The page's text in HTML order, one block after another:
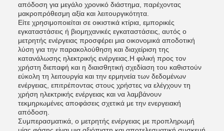
απόδοση για μεγάλο χρονικό διάστημα, παρέχοντας
μακροπρόθεσμη αξία και λειτουργικότητα.
Είτε χρησιμοποιείται σε οικιστικά κτίρια, εμπορικές
εγκαταστάσεις ή βιομηχανικές εγκαταστάσεις, αυτός ο
μετρητής ενέργειας προσφέρει μια οικονομικά αποδοτική
λύση για την παρακολούθηση και διαχείριση της
κατανάλωσης ηλεκτρικής ενέργειας.Η φιλική προς τον
χρήστη διεπαφή και η διαισθητική σχεδίαση του καθιστούν
εύκολη τη λειτουργία και την ερμηνεία των δεδομένων
ενέργειας, επιτρέποντας στους χρήστες να ελέγχουν τη
χρήση ηλεκτρικής ενέργειας και να λαμβάνουν
τεκμηριωμένες αποφάσεις σχετικά με την ενεργειακή
απόδοση.
Συμπερασματικά, ο μετρητής ενέργειας με προπληρωμή